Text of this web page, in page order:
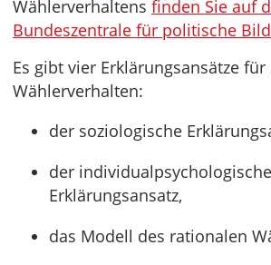
Wählerverhaltens finden Sie auf
Bundeszentrale für politische
Es gibt vier Erklärungsansätze für
Wählerverhalten:
der soziologische
der individualpsychologische
Erklärungsansatz,
das Modell des rationalen